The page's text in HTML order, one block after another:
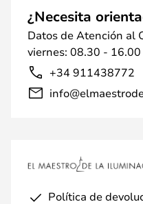
¿Necesita
Datos de Atención al
viernes: 08.30 -
+34 911438772
Política de